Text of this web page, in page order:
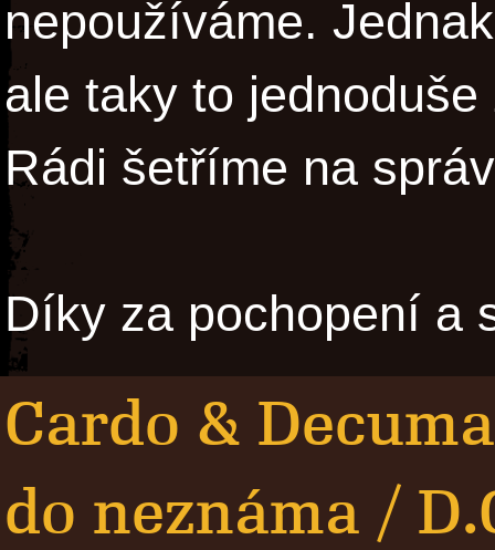
nepoužíváme.
ale taky to
Rádi šetříme na
Díky za pochopení a
Cardo &
do neznáma /